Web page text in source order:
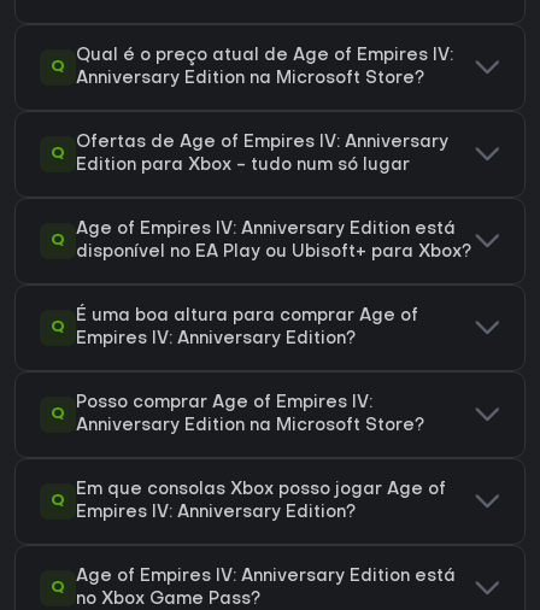
Q
Qual é o preço atual de Age of Empires IV:
Anniversary Edition na Microsoft Store?
Q
Ofertas de Age of Empires IV: Anniversary
Edition para Xbox - tudo num só lugar
Q
Age of Empires IV: Anniversary Edition está
disponível no EA Play ou Ubisoft+ para Xbox?
Q
É uma boa altura para comprar Age of
Empires IV: Anniversary Edition?
Q
Posso comprar Age of Empires IV:
Anniversary Edition na Microsoft Store?
Q
Em que consolas Xbox posso jogar Age of
Empires IV: Anniversary Edition?
Q
Age of Empires IV: Anniversary Edition está
no Xbox Game Pass?